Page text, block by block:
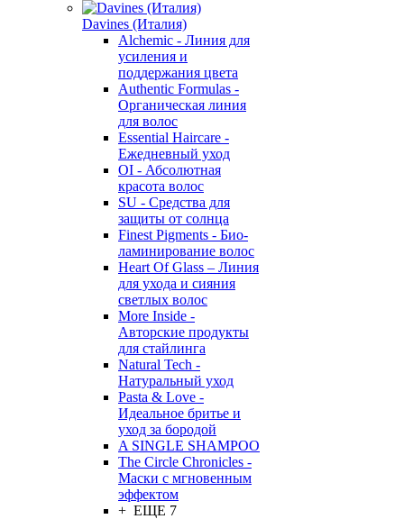
Davines (Италия)
Alchemic - Линия для
усиления и
поддержания цвета
Authentic Formulas -
Органическая линия
для волос
Essential Haircare -
Eжедневный уход
OI - Абсолютная
красота волос
SU - Средства для
защиты от солнца
Finest Pigments - Био-
ламинирование волос
Heart Of Glass – Линия
для ухода и сияния
светлых волос
More Inside -
Авторские продукты
для стайлинга
Natural Tech -
Натуральный уход
Pasta & Love -
Идеальное бритье и
уход за бородой
A SINGLE SHAMPOO
The Circle Chronicles -
Маски с мгновенным
эффектом
+ ЕЩЕ 7